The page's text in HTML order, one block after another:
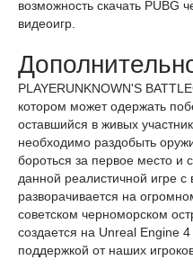
возможность скачать PUBG
видеоигр.
PLAYERUNKNOWN'S
котором может одержать
оставшийся в живых
необходимо раздобыть
бороться за первое место и
данной реалистичной игре
разворачивается на
советском черноморском
создается на Unreal Engine
поддержкой от наших